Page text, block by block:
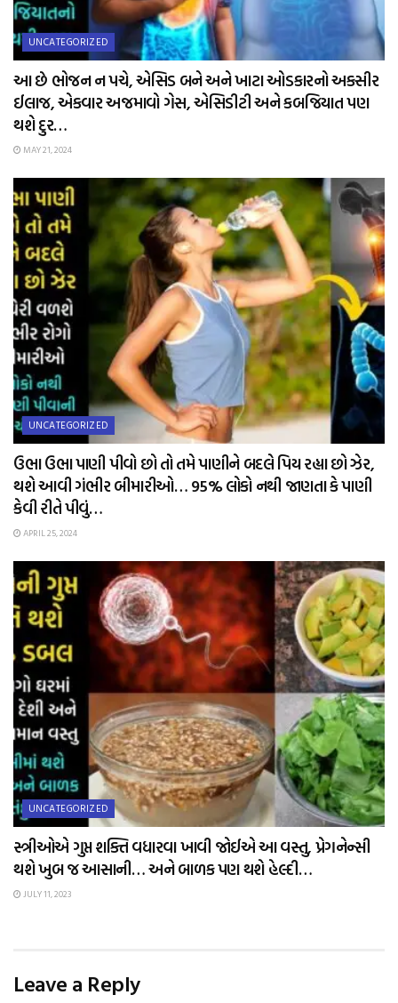
UNCATEGORIZED
આ છે ભોજન ન પચે, એસિડ બને અને ખાટા ઓડકારનો અકસીર
ઈલાજ, એકવાર અજમાવો ગેસ, એસિડીટી અને કબજિયાત પણ
થશે દુર…
MAY 21, 2024
UNCATEGORIZED
ઉભા ઉભા પાણી પીવો છો તો તમે પાણીને બદલે પિય રહ્યા છો ઝેર,
થશે આવી ગંભીર બીમારીઓ… 95% લોકો નથી જાણતા કે પાણી
કેવી રીતે પીવું…
APRIL 25, 2024
UNCATEGORIZED
સ્ત્રીઓએ ગુપ્ત શક્તિ વધારવા ખાવી જોઈએ આ વસ્તુ, પ્રેગનેન્સી
થશે ખુબ જ આસાની… અને બાળક પણ થશે હેલ્દી…
JULY 11, 2023
Leave a Reply